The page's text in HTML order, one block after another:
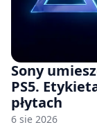
Sony
PS5.
płytach
6 sie 2026